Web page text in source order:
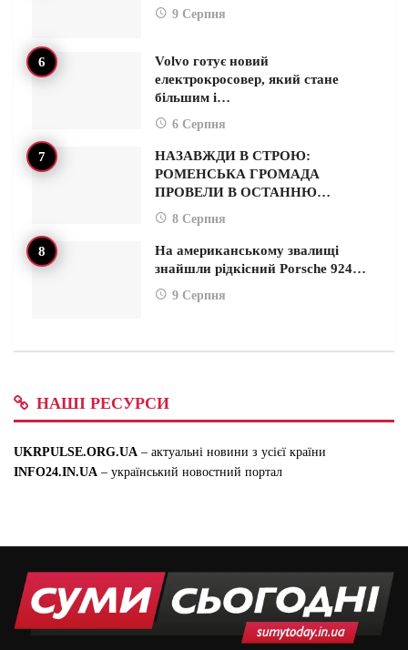
9 Серпня
Volvo готує новий
електрокросовер, який стане
більшим і…
6 Серпня
НАЗАВЖДИ В СТРОЮ:
РОМЕНСЬКА ГРОМАДА
ПРОВЕЛИ В ОСТАННЮ…
8 Серпня
На американському звалищі
знайшли рідкісний Porsche 924…
9 Серпня
НАШІ РЕСУРСИ
UKRPULSE.ORG.UA – актуальні новини з усієї країни
INFO24.IN.UA – український новостний портал